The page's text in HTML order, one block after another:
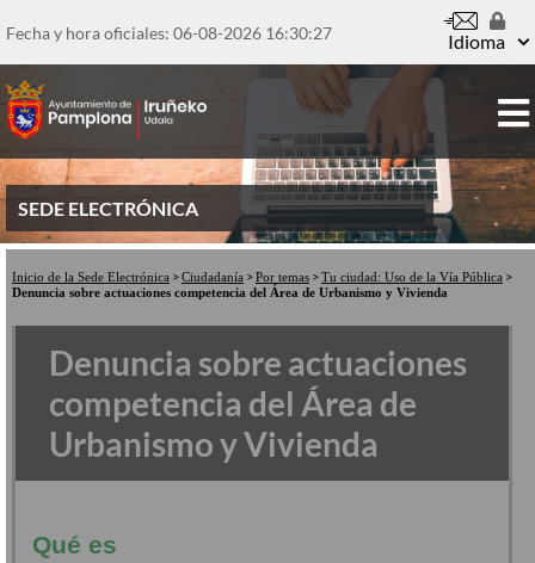
al
principal
Fecha y hora oficiales: 06-08-2026 16:30:28 Idioma
SEDE ELECTRÓNICA
Inicio de la Sede Electrónica Ciudadanía Por temas
Tu ciudad: Uso de la Vía Pública
Denuncia sobre actuaciones competencia del Área de Urbanismo y Vivienda
Denuncia sobre actuaciones
competencia del Área de
Urbanismo y Vivienda
Qué es